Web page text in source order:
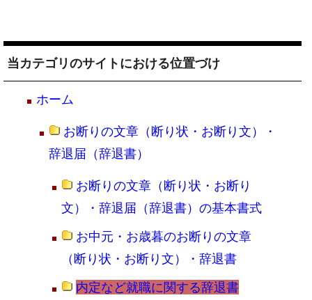
当カテゴリのサイトにおける位置づけ
ホーム
お断りの文章（断り状・お断り文）・
辞退届（辞退書）
お断りの文章（断り状・お断り
文）・辞退届（辞退書）の基本書式
お中元・お歳暮のお断りの文章
（断り状・お断り文）・辞退書
内定など就職に関する辞退書